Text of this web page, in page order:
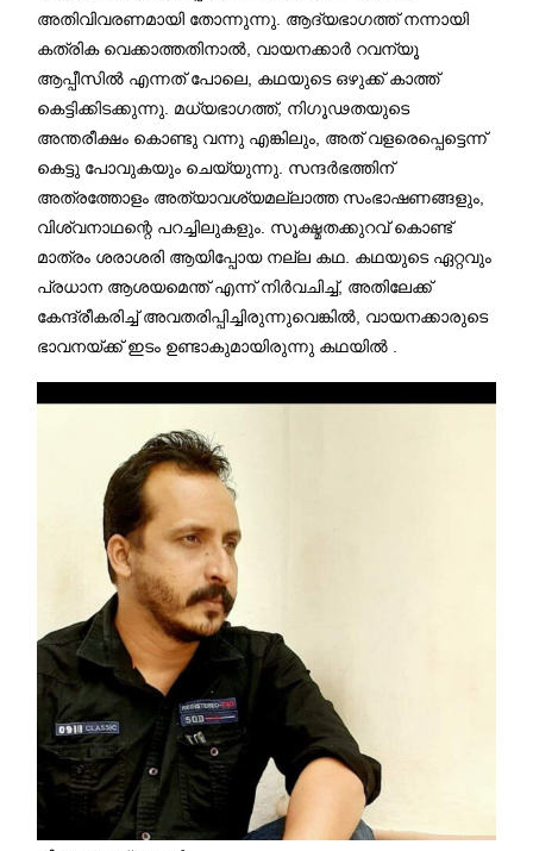
അതിവിവരണമായി തോന്നുന്നു. ആദ്യഭാഗത്ത് നന്നായി
കത്രിക വെക്കാത്തതിനാൽ, വായനക്കാർ റവന്യൂ
ആപ്പീസിൽ എന്നത് പോലെ, കഥയുടെ ഒഴുക്ക് കാത്ത്
കെട്ടിക്കിടക്കുന്നു. മധ്യഭാഗത്ത്, നിഗൂഢതയുടെ
അന്തരീക്ഷം കൊണ്ടു വന്നു എങ്കിലും, അത് വളരെപ്പെട്ടെന്ന്
കെട്ടു പോവുകയും ചെയ്യുന്നു. സന്ദർഭത്തിന്
അത്രത്തോളം അത്യാവശ്യമല്ലാത്ത സംഭാഷണങ്ങളും,
വിശ്വനാഥന്റെ പറച്ചിലുകളും. സൂക്ഷ്മതക്കുറവ് കൊണ്ട്
മാത്രം ശരാശരി ആയിപ്പോയ നല്ല കഥ. കഥയുടെ ഏറ്റവും
പ്രധാന ആശയമെന്ത് എന്ന് നിർവചിച്ച്, അതിലേക്ക്
കേന്ദ്രീകരിച്ച് അവതരിപ്പിച്ചിരുന്നുവെങ്കിൽ, വായനക്കാരുടെ
ഭാവനയ്ക്ക് ഇടം ഉണ്ടാകുമായിരുന്നു കഥയിൽ .